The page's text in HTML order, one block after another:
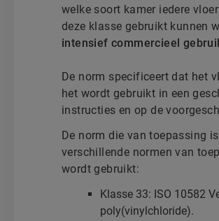
welke soort kamer iedere
deze klasse gebruikt kunnen
intensief commercieel
De norm specificeert dat het
het wordt gebruikt in een
instructies en op de
De norm die van toepassing
verschillende normen van
wordt gebruikt:
Klasse 33: ISO 10582
poly(vinylchloride).